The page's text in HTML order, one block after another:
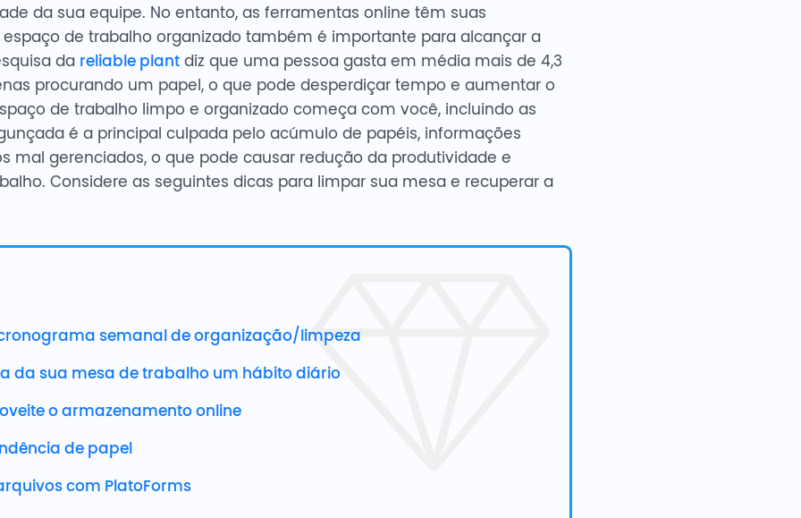
da sua equipe. No entanto, as ferramentas online têm suas
de trabalho organizado também é importante para alcançar a
da reliable plantdiz que uma pessoa gasta em média mais de 4,3
procurando um papel, o que pode desperdiçar tempo e aumentar o
de trabalho limpo e organizado começa com você, incluindo as
é a principal culpada pelo acúmulo de papéis, informações
mal gerenciados, o que pode causar redução da produtividade e
Considere as seguintes dicas para limpar sua mesa e recuperar a
semanal de organização/limpeza
da sua mesa de trabalho um hábito diário
o armazenamento online
de papel
com PlatoForms